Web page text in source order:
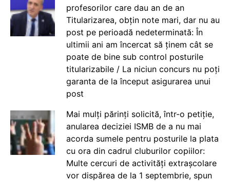
profesorilor care dau an de an
Titularizarea, obțin note mari, dar nu au
post pe perioadă nedeterminată: În
ultimii ani am încercat să ținem cât se
poate de bine sub control posturile
titularizabile / La niciun concurs nu poți
garanta de la început asigurarea unui
post
Mai mulți părinți solicită, într-o petiție,
anularea deciziei ISMB de a nu mai
acorda sumele pentru posturile la plata
cu ora din cadrul cluburilor copiilor:
Multe cercuri de activități extrașcolare
vor dispărea de la 1 septembrie, spun